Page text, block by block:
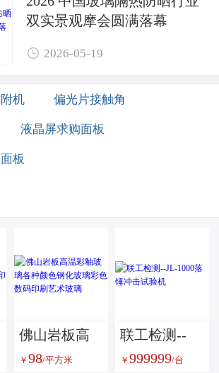
双实景观摩会圆满落幕
 2026-05-19
机 偏光片接触角
液晶屏求购面板
板
佛山岩板高
温彩釉玻璃
￥ 98/平方米
联工检测--
JL-1000落锤
￥ 999999/台